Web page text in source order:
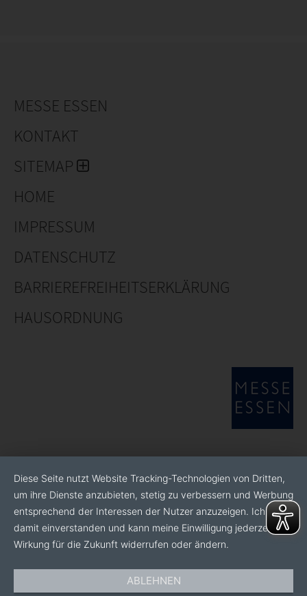
MESSE ESSEN
KONTAKT
SITEMAP
HOME
IMPRESSUM
DATENSCHUTZ
BARRIEREFREIHEITSERKLÄRUNG
HAUSORDNUNG
Diese Seite nutzt Website Tracking-Technologien von Dritten,
um ihre Dienste anzubieten, stetig zu verbessern und Werbung
entsprechend der Interessen der Nutzer anzuzeigen. Ich bin
damit einverstanden und kann meine Einwilligung jederzeit mit
Wirkung für die Zukunft widerrufen oder ändern.
ABLEHNEN